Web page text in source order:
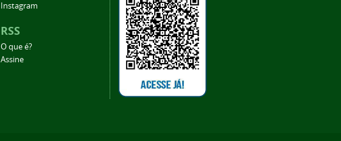
Instagram
RSS
O que é?
Assine